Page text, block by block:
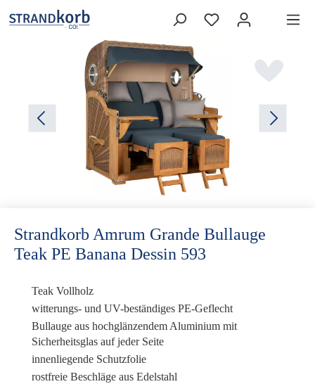
Strandkorb Amrum Grande Bullauge
Teak PE Banana Dessin 593
Teak Vollholz
witterungs- und UV-beständiges PE-Geflecht
Bullauge aus hochglänzendem Aluminium mit
Sicherheitsglas auf jeder Seite
innenliegende Schutzfolie
rostfreie Beschläge aus Edelstahl